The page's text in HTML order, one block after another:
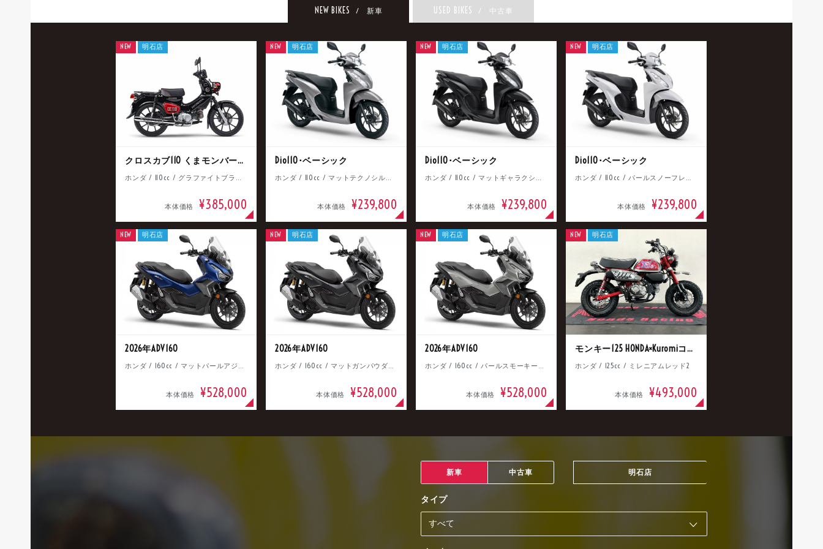
NEW BIKES / 新車 USED BIKES / 中古車
クロスカブ110 くまモンバージョン
ホンダ / 110cc / グラファイトブラック
本体価格 ¥385,000
NEW 明石店
Dio110･ベーシック
ホンダ / 110cc / マットテクノシルバーメタリック
本体価格 ¥239,800
NEW 明石店
Dio110･ベーシック
ホンダ / 110cc / マットギャラクシーブラックメタリック
本体価格 ¥239,800
NEW 明石店
Dio110･ベーシック
ホンダ / 110cc / パールスノーフレークホワイト
本体価格 ¥239,800
NEW 明石店
2026年ADV160
ホンダ / 160cc / マットパールアジャイルブルー
本体価格 ¥528,000
NEW 明石店
2026年ADV160
ホンダ / 160cc / マットガンパウダーブラックメタリック
本体価格 ¥528,000
NEW 明石店
2026年ADV160
ホンダ / 160cc / パールスモーキーグレー
本体価格 ¥528,000
NEW 明石店
モンキー125 HONDA×Kuromiコラボ
ホンダ / 125cc / ミレニアムレッド2
本体価格 ¥493,000
NEW 明石店
新車 中古車 明石店
タイプ